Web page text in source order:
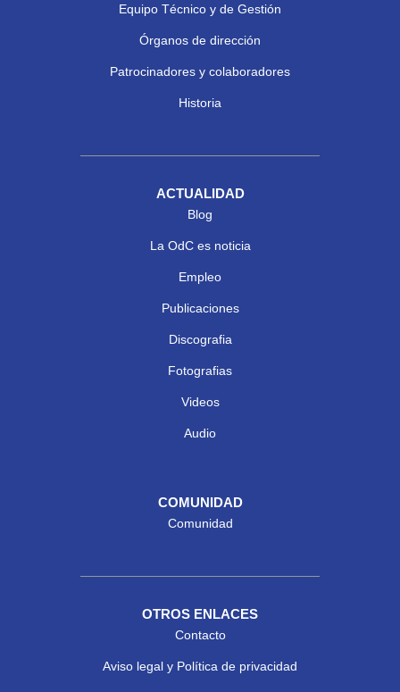
Equipo Técnico y de Gestión
Órganos de dirección
Patrocinadores y colaboradores
Historia
ACTUALIDAD
Blog
La OdC es noticia
Empleo
Publicaciones
Discografia
Fotografias
Videos
Audio
COMUNIDAD
Comunidad
OTROS ENLACES
Contacto
Aviso legal y Política de privacidad